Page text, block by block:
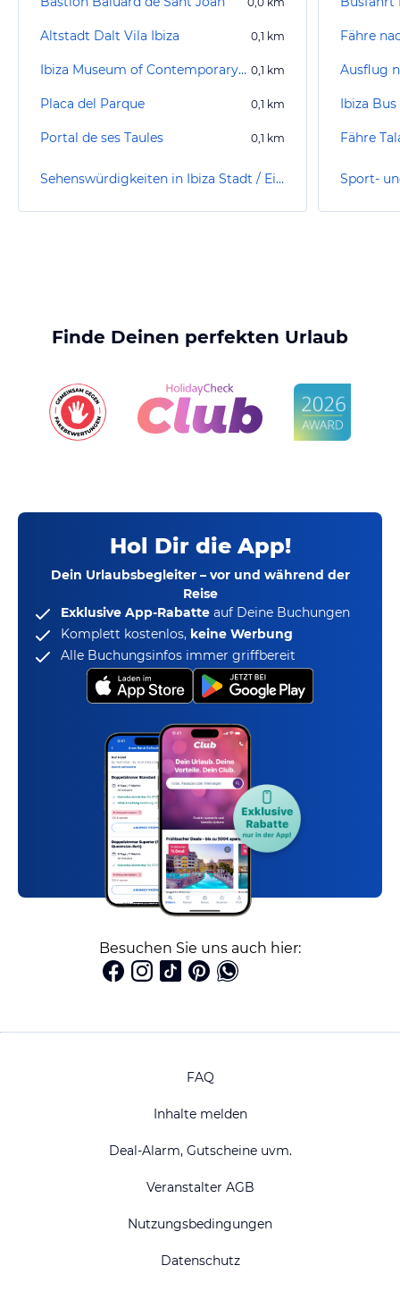
Altstadt Dalt Vila Ibiza 0,1 km
Ibiza Museum of Contemporary Art 0,1 km
Placa del Parque 0,1 km
Portal de ses Taules 0,1 km
Sehenswürdigkeiten in Ibiza Stadt / Eivissa
Fähre
Ausflug
Fähre
Finde Deinen perfekten Urlaub
Hol Dir die App!
Dein Urlaubsbegleiter – vor und während der
Reise
Exklusive App-Rabatte auf Deine Buchungen
Komplett kostenlos, keine Werbung
Alle Buchungsinfos immer griffbereit
Besuchen Sie uns auch hier:
FAQ
Inhalte melden
Deal-Alarm, Gutscheine uvm.
Veranstalter AGB
Nutzungsbedingungen
Datenschutz